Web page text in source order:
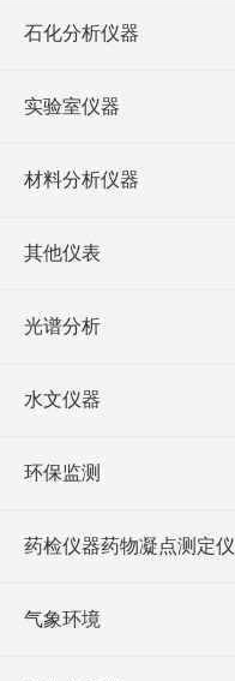
石化分析仪器
实验室仪器
材料分析仪器
其他仪表
光谱分析
水文仪器
环保监测
药检仪器药物凝点测定仪
气象环境